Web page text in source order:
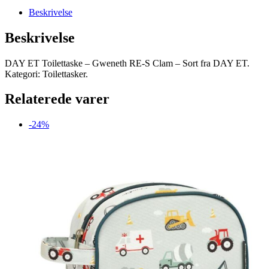
Beskrivelse
Beskrivelse
DAY ET Toilettaske – Gweneth RE-S Clam – Sort fra DAY ET.
Kategori: Toilettasker.
Relaterede varer
-24%